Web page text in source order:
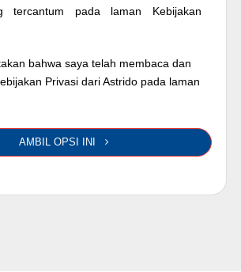
tercantum pada laman Kebijakan
bahwa saya telah membaca dan
Privasi dari Astrido pada laman
AMBIL OPSI INI